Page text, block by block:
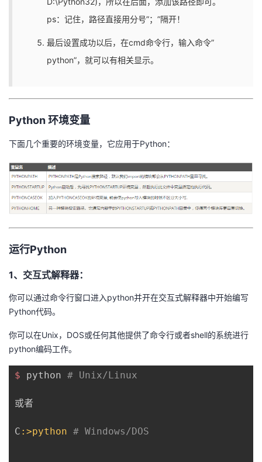
ps：记住，路径直接用分号”；”隔开！
最后设置成功以后，在cmd命令行，输入命令”
python”，就可以有相关显示。
Python 环境变量
下面几个重要的环境变量，它应用于Python：
运行Python
1、交互式解释器：
你可以通过命令行窗口进入python并开在交互式解释器中开始编写
Python代码。
你可以在Unix，DOS或任何其他提供了命令行或者shell的系统进行
python编码工作。
$ python # Unix/Linux
或者
C :>python # Windows/DOS